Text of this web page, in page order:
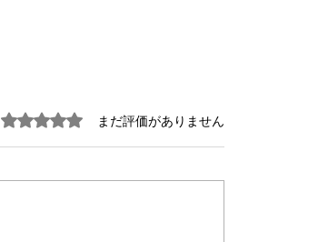
5つ星のうち0と評価されています。
まだ評価がありません